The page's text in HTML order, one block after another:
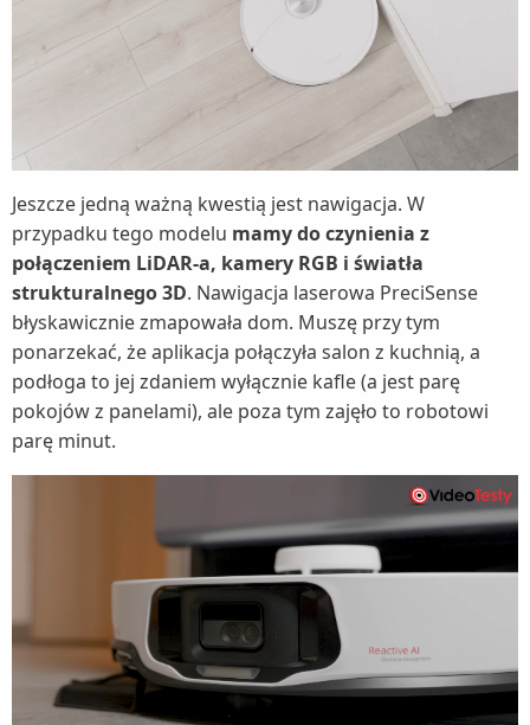
Jeszcze jedną ważną kwestią jest nawigacja. W
przypadku tego modelu mamy do czynienia z
połączeniem LiDAR-a, kamery RGB i światła
strukturalnego 3D. Nawigacja laserowa PreciSense
błyskawicznie zmapowała dom. Muszę przy tym
ponarzekać, że aplikacja połączyła salon z kuchnią, a
podłoga to jej zdaniem wyłącznie kafle (a jest parę
pokojów z panelami), ale poza tym zajęło to robotowi
parę minut.